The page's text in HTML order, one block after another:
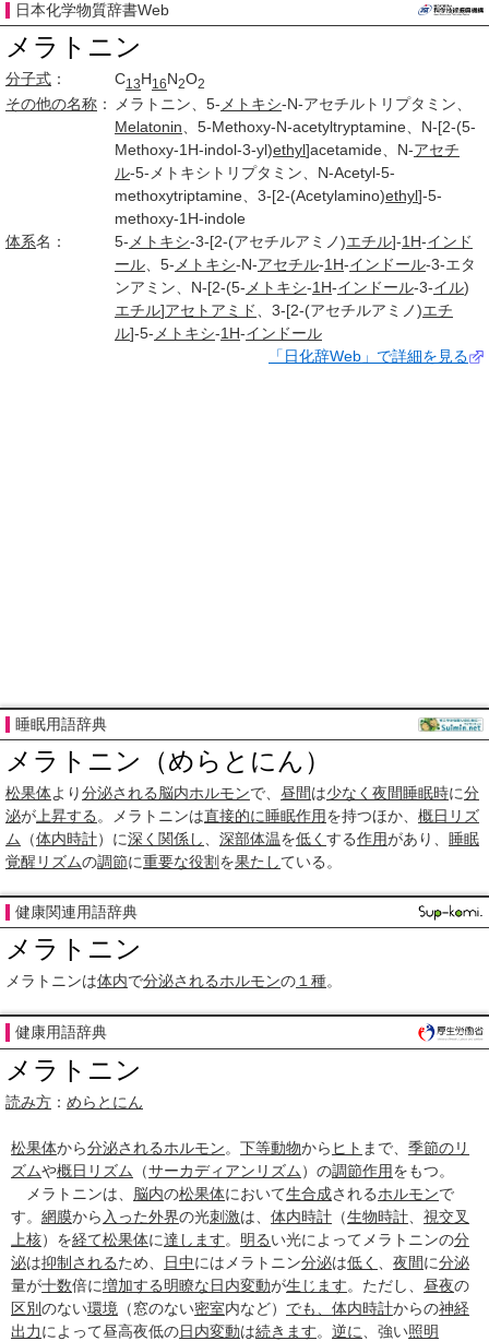
日本化学物質辞書Web
メラトニン
分子式 ： C13H16N2O2
その他の名称 ： メラトニン、5- メトキシ-N-アセチルトリプタミン、
Melatonin 、5-Methoxy-N-acetyltryptamine、N-[2-(5-
Methoxy-1H-indol-3-yl)ethyl]acetamide、N-アセチ
ル-5-メトキシトリプタミン、N-Acetyl-5-
methoxytriptamine、3-[2-(Acetylamino)ethyl]-5-
methoxy-1H-indole
体系名： 5- メトキシ-3-[2-(アセチルアミノ)エチル]-1H-インド
ール 、5- メトキシ-N-アセチル-1H-インドール-3-エタ
ンアミン、N-[2-(5- メトキシ-1H-インドール-3-イル)
エチル]アセトアミド 、3-[2-(アセチルアミノ)エチ
ル]-5- メトキシ-1H-インドール
「日化辞Web」で詳細を見る
睡眠用語辞典
メラトニン（めらとにん）
松果体より分泌される 脳内ホルモンで、 昼間は少なく 夜間睡眠時に分
泌が 上昇する 。メラトニンは直接的に睡眠作用を持つほか、 概日リズ
ム
（体内時計）に深く 関係し 深部体温を低く する作用があり、 睡眠
覚醒リズムの調節に重要な役割 を果たしている。
健康関連用語辞典
メラトニン
メラトニンは体内で分泌されるホルモンの １種。
健康用語辞典
メラトニン
読み方 ： めらとにん
松果体から分泌されるホルモン。 下等動物から ヒト まで、 季節のリ
ズムや概日リズム （サーカディアンリズム ）の調節作用をもつ。
メラトニンは、
脳内の松果体において生合成されるホルモンで
す。 網膜から 入った外界の光刺激は、 体内時計 （生物時計
視交叉
上核）を経て松果体に達します。 明るい光によってメラトニンの分
泌は抑制されるため、 日中にはメラトニン分泌は低く 夜間に分泌
量が十数倍に増加する明瞭な日内変動が生じます。ただし、 昼夜の
区別のない環境 （窓のない密室内など） でも、 体内時計からの神経
出力によって昼高夜低の日内変動は続きます。 逆に 、強い照明